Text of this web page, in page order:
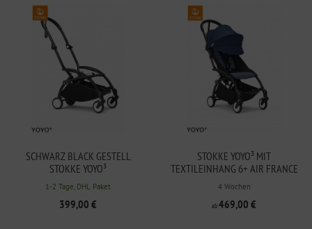
SCHWARZ BLACK GESTELL
STOKKE YOYO³
1-2 Tage, DHL Paket
399,00 €
STOKKE YOYO³ MIT
TEXTILEINHANG 6+ AIR FRANCE
BLAU
4 Wochen
ab469,00 €